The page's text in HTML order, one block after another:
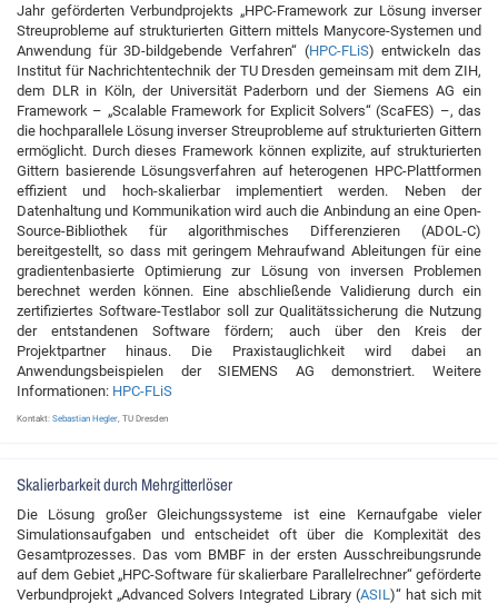
Jahr geförderten Verbundprojekts „HPC-Framework zur Lösung inverser
Streuprobleme auf strukturierten Gittern mittels Manycore-Systemen und
Anwendung für 3D-bildgebende Verfahren“ (HPC-FLiS) entwickeln das
Institut für Nachrichtentechnik der TU Dresden gemeinsam mit dem ZIH,
dem DLR in Köln, der Universität Paderborn und der Siemens AG ein
Framework – „Scalable Framework for Explicit Solvers“ (ScaFES) –, das
die hochparallele Lösung inverser Streuprobleme auf strukturierten Gittern
ermöglicht. Durch dieses Framework können explizite, auf strukturierten
Gittern basierende Lösungsverfahren auf heterogenen HPC-Plattformen
effizient und hoch-skalierbar implementiert werden. Neben der
Datenhaltung und Kommunikation wird auch die Anbindung an eine Open-
Source-Bibliothek für algorithmisches Differenzieren (ADOL-C)
bereitgestellt, so dass mit geringem Mehraufwand Ableitungen für eine
gradientenbasierte Optimierung zur Lösung von inversen Problemen
berechnet werden können. Eine abschließende Validierung durch ein
zertifiziertes Software-Testlabor soll zur Qualitätssicherung die Nutzung
der entstandenen Software fördern; auch über den Kreis der
Projektpartner hinaus. Die Praxistauglichkeit wird dabei an
Anwendungsbeispielen der SIEMENS AG demonstriert. Weitere
Informationen: HPC-FLiS
Kontakt: Sebastian Hegler , TU Dresden
Skalierbarkeit durch Mehrgitterlöser
Die Lösung großer Gleichungssysteme ist eine Kernaufgabe vieler
Simulationsaufgaben und entscheidet oft über die Komplexität des
Gesamtprozesses. Das vom BMBF in der ersten Ausschreibungsrunde
auf dem Gebiet „HPC-Software für skalierbare Parallelrechner“ geförderte
Verbundprojekt „Advanced Solvers Integrated Library (ASIL )“ hat sich mit